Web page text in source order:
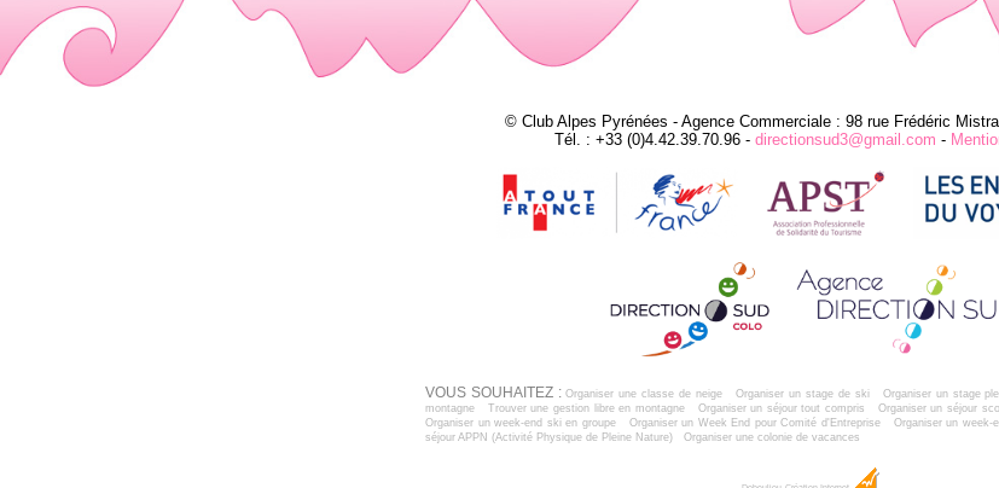
© Club Alpes Pyrénées - Agence Commerciale : 98 rue Frédéric
Tél. : +33 (0)4.42.39.70.96 - directionsud3@gmail.com -
VOUS SOUHAITEZ :Organiser une classe de neige Organiser un stage de ski Organiser un stage
montagne
Trouver une gestion libre en montagne Organiser un séjour tout compris Organiser un séjour
Organiser un week-end ski en groupe
Organiser un Week End pour Comité d'Entreprise Organiser un week-
séjour APPN (Activité Physique de Pleine Nature)
Organiser une colonie de vacances